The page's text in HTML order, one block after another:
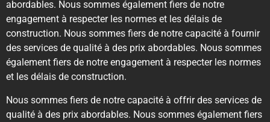
abordables. Nous sommes également fiers de notre
engagement à respecter les normes et les délais de
construction. Nous sommes fiers de notre capacité à fournir
des services de qualité à des prix abordables. Nous sommes
également fiers de notre engagement à respecter les normes
et les délais de construction.
Nous sommes fiers de notre capacité à offrir des services de
qualité à des prix abordables. Nous sommes également fiers